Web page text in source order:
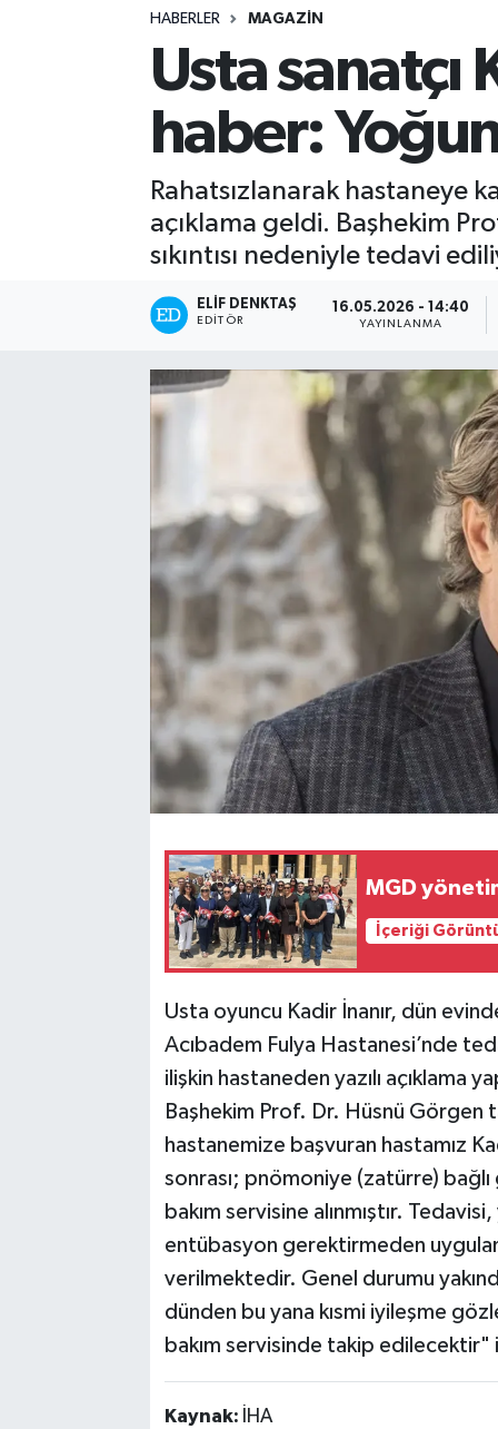
HABERLER MAGAZIN
Usta
haber:
Rahatsızlanarak hastaneye
açıklama geldi. Başhekim
sıkıntısı nedeniyle tedavi
ELIF DENKTAŞ
EDITÖR
16.05.2026 - 14:40
YAYINLANMA
MGD
İçeriği
Usta oyuncu Kadir İnanır, dün
Acıbadem Fulya Hastanesi’nde
ilişkin hastaneden yazılı açıklama
Başhekim Prof. Dr. Hüsnü Görgen
hastanemize başvuran hastamız
sonrası; pnömoniye (zatürre) bağlı
bakım servisine alınmıştır.
entübasyon gerektirmeden
verilmektedir. Genel durumu
dünden bu yana kısmi iyileşme
bakım servisinde takip edilecektir"
Kaynak: İHA
Kültür - Sanat
Lider Haber TV Canlı Yayın izle